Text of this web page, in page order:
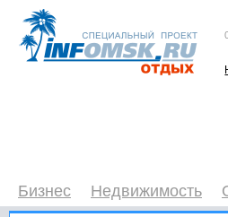
Бизнес Недвижимость